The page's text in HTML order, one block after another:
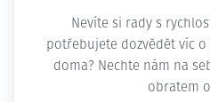
Nevíte si rady s
potřebujete dozvědět víc
doma? Nechte nám na
obratem